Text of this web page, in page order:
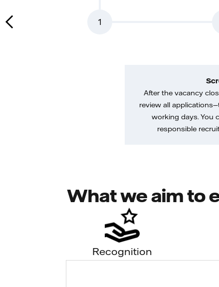
1
After the vacancy
review all
working days. You
responsible
What we aim to
Recognition